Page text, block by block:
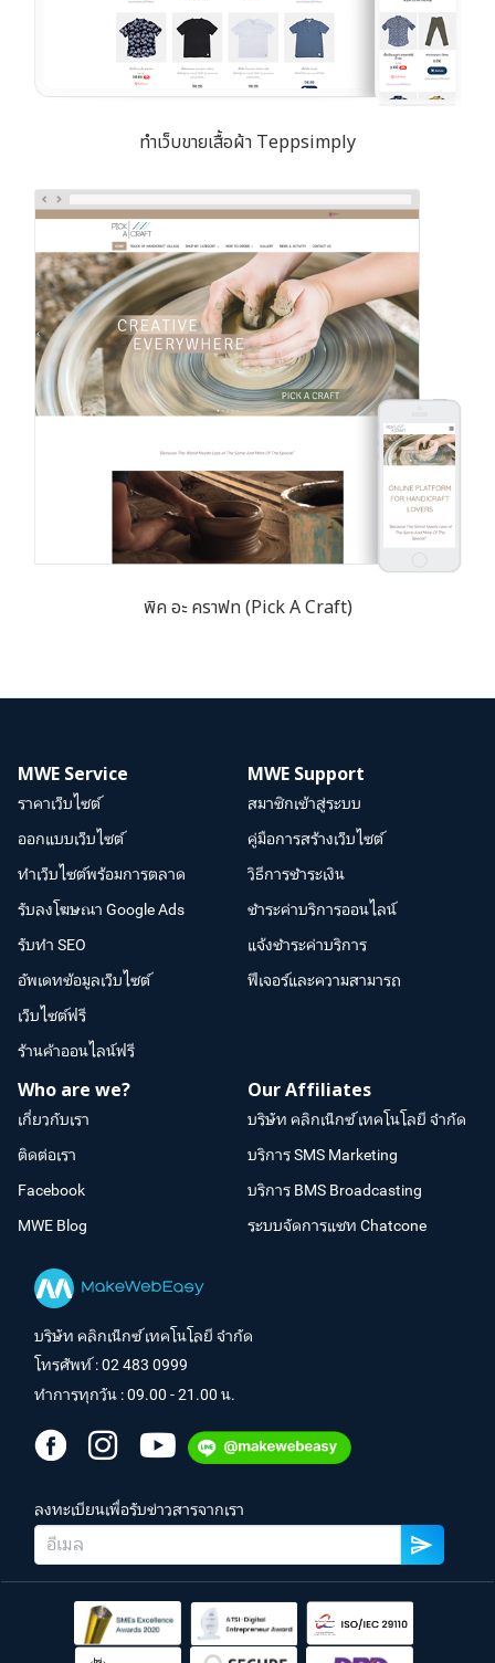
ทำเว็บขายเสื้อผ้า Teppsimply
พิค อะ คราฟท (Pick A Craft)
MWE Service
ราคาเว็บไซต์
ออกแบบเว็บไซต์
ทำเว็บไซต์พร้อมการตลาด
รับลงโฆษณา Google Ads
รับทำ SEO
อัพเดทข้อมูลเว็บไซต์
เว็บไซต์ฟรี
ร้านค้าออนไลน์ฟรี
MWE Support
สมาชิกเข้าสู่ระบบ
คู่มือการสร้างเว็บไซต์
วิธีการชำระเงิน
ชำระค่าบริการออนไลน์
แจ้งชำระค่าบริการ
ฟีเจอร์และความสามารถ
Who are we?
เกี่ยวกับเรา
ติดต่อเรา
Facebook
MWE Blog
Our Affiliates
บริษัท คลิกเน็กซ์ เทคโนโลยี จำกัด
บริการ SMS Marketing
บริการ BMS Broadcasting
ระบบจัดการแชท Chatcone
บริษัท คลิกเน็กซ์ เทคโนโลยี จำกัด
โทรศัพท์ :02 483 0999
ทำการทุกวัน : 09.00 - 21.00 น.
ลงทะเบียนเพื่อรับข่าวสารจากเรา